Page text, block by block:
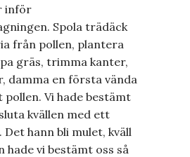
inför
Spola trädäck
från pollen, plantera
gräs, trimma kanter,
damma en första vända
Vi hade bestämt
kvällen med ett
hann bli mulet, kväll
hade vi bestämt oss så